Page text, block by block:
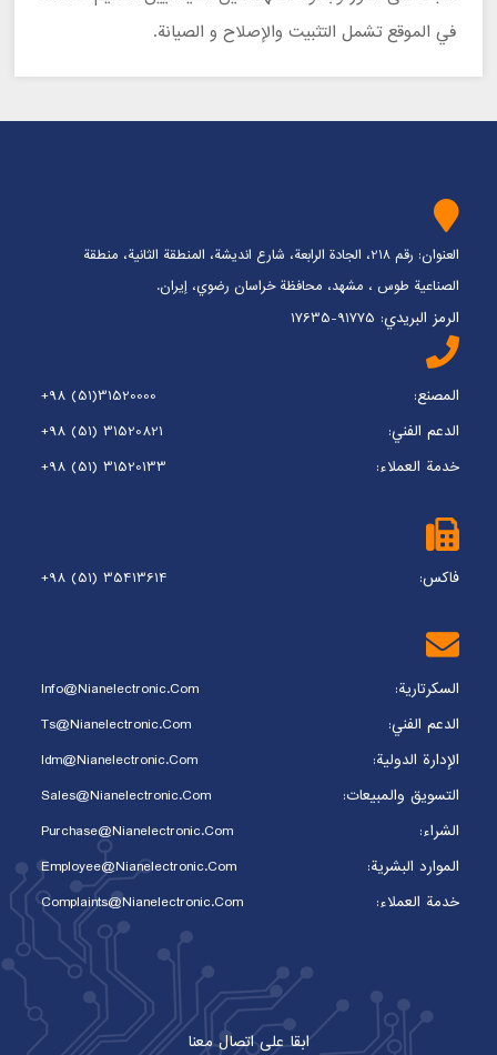
في الموقع تشمل التثبيت والإصلاح و الصيانة.
العنوان: رقم 218، الجادة الرابعة، شارع انديشة، المنطقة الثانية، منطقة
الصناعية طوس ، مشهد، محافظة خراسان رضوي، إيران.
الرمز البريدي: 91775-17635
المصنع:
+98 (51)31520000
الدعم الفني:
+98 (51) 31520821
خدمة العملاء:
+98 (51) 31520133
فاکس: +98 (51) 35413614
السكرتارية:
Info@nianelectronic.com
الدعم الفني:
Ts@nianelectronic.com
الإدارة الدولية:
Idm@nianelectronic.com
التسويق والمبيعات:
Sales@nianelectronic.com
الشراء:
Purchase@nianelectronic.com
الموارد البشرية:
Employee@nianelectronic.com
خدمة العملاء:
Complaints@Nianelectronic.com
ابقا على اتصال معنا